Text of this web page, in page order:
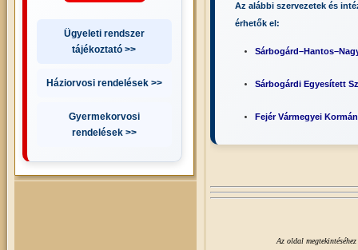
Ügyeleti rendszer
tájékoztató >>
Háziorvosi rendelések >>
Gyermekorvosi
rendelések >>
Az alábbi szervezetek és
érhetők el:
Sárbogárdi Egyesített
Fejér Vármegyei
Az oldal